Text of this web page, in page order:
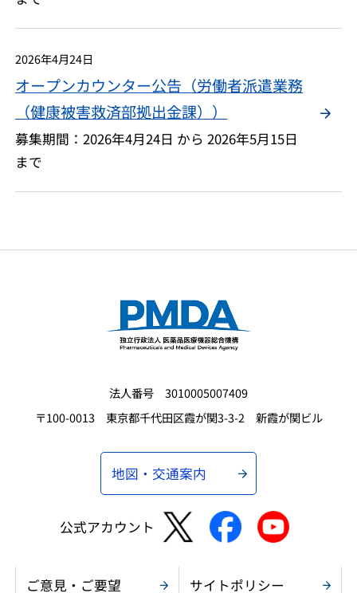
2026年4月24日
オープンカウンター公告（労働者派遣業務
（健康被害救済部拠出金課））
募集期間：2026年4月24日 から 2026年5月15日
まで
法人番号 3010005007409
〒100-0013 東京都千代田区霞が関3-3-2 新霞が関ビル
地図・交通案内
公式アカウント
ご意見・ご要望 サイトポリシー